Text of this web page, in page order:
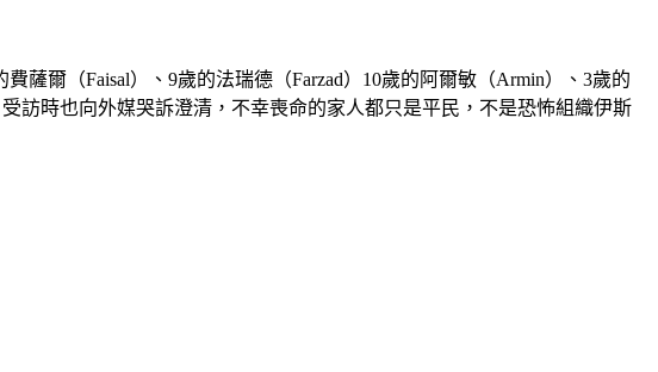
薩爾（Faisal）、9歲的法瑞德（Farzad）10歲的阿爾敏（Armin）、3歲的
訪時也向外媒哭訴澄清，不幸喪命的家人都只是平民，不是恐怖組織伊斯